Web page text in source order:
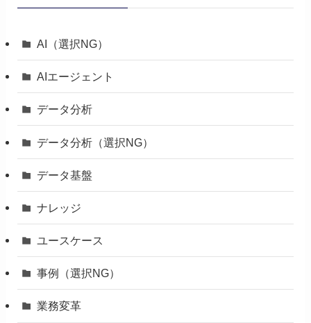
AI（選択NG）
AIエージェント
データ分析
データ分析（選択NG）
データ基盤
ナレッジ
ユースケース
事例（選択NG）
業務変革